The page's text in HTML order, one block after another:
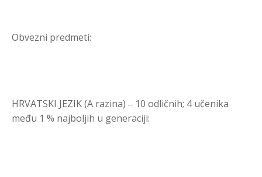
Obvezni predmeti:
HRVATSKI JEZIK (A razina) ‒ 10 odličnih; 4 učenika
među 1 % najboljih u generaciji: